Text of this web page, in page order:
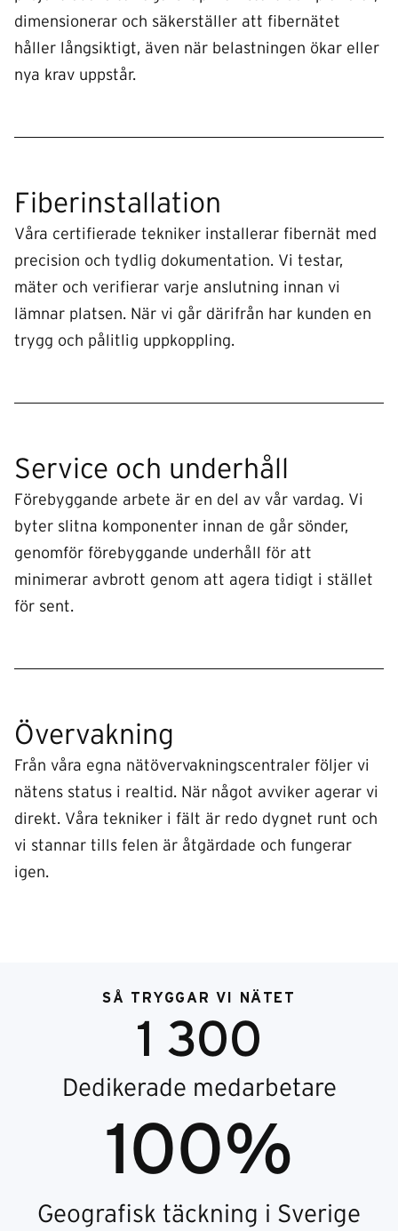
dimensionerar och säkerställer att fibernätet
håller långsiktigt, även när belastningen ökar eller
nya krav uppstår.
Fiberinstallation
Våra certifierade tekniker installerar fibernät med
precision och tydlig dokumentation. Vi testar,
mäter och verifierar varje anslutning innan vi
lämnar platsen. När vi går därifrån har kunden en
trygg och pålitlig uppkoppling.
Service och underhåll
Förebyggande arbete är en del av vår vardag. Vi
byter slitna komponenter innan de går sönder,
genomför förebyggande underhåll för att
minimerar avbrott genom att agera tidigt i stället
för sent.
Övervakning
Från våra egna nätövervakningscentraler följer vi
nätens status i realtid. När något avviker agerar vi
direkt. Våra tekniker i fält är redo dygnet runt och
vi stannar tills felen är åtgärdade och fungerar
igen.
SÅ TRYGGAR VI NÄTET
1 300
Dedikerade medarbetare
100%
Geografisk täckning i Sverige